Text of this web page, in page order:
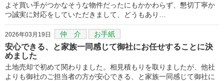
よそ買い手がつかなそうな物件だったにもかかわらず、懇切丁寧か
つ誠実に対応をしていただきまして、どうもあり…
2026年03月19日 仲 介 お手紙
安心できる、と家族一同感じて御社にお任せすることに決
めました
土地売却で初めて関わりました。相見積もりを取りましたが、他社
よりも御社のご担当者の方が安心できる、と家族一同感じて御社に